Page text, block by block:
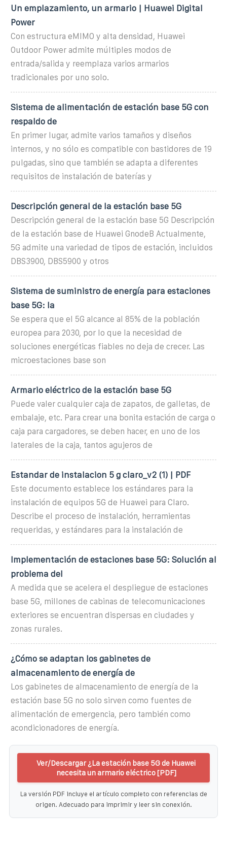
Un emplazamiento, un armario | Huawei Digital
Power
Con estructura eMIMO y alta densidad, Huawei
Outdoor Power admite múltiples modos de
entrada/salida y reemplaza varios armarios
tradicionales por uno solo.
Sistema de alimentación de estación base 5G con
respaldo de
En primer lugar, admite varios tamaños y diseños
internos, y no sólo es compatible con bastidores de 19
pulgadas, sino que también se adapta a diferentes
requisitos de instalación de baterías y
Descripción general de la estación base 5G
Descripción general de la estación base 5G Descripción
de la estación base de Huawei GnodeB Actualmente,
5G admite una variedad de tipos de estación, incluidos
DBS3900, DBS5900 y otros
Sistema de suministro de energía para estaciones
base 5G: la
Se espera que el 5G alcance al 85% de la población
europea para 2030, por lo que la necesidad de
soluciones energéticas fiables no deja de crecer. Las
microestaciones base son
Armario eléctrico de la estación base 5G
Puede valer cualquier caja de zapatos, de galletas, de
embalaje, etc. Para crear una bonita estación de carga o
caja para cargadores, se deben hacer, en uno de los
laterales de la caja, tantos agujeros de
Estandar de instalacion 5 g claro_v2 (1) | PDF
Este documento establece los estándares para la
instalación de equipos 5G de Huawei para Claro.
Describe el proceso de instalación, herramientas
requeridas, y estándares para la instalación de
Implementación de estaciones base 5G: Solución al
problema del
A medida que se acelera el despliegue de estaciones
base 5G, millones de cabinas de telecomunicaciones
exteriores se encuentran dispersas en ciudades y
zonas rurales.
¿Cómo se adaptan los gabinetes de
almacenamiento de energía de
Los gabinetes de almacenamiento de energía de la
estación base 5G no solo sirven como fuentes de
alimentación de emergencia, pero también como
acondicionadores de energía.
Ver/Descargar ¿La estación base 5G de Huawei
necesita un armario eléctrico [PDF]
La versión PDF incluye el artículo completo con referencias de
origen. Adecuado para imprimir y leer sin conexión.